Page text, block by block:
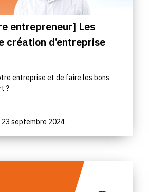
entrepreneur] Les
création d’entreprise
entreprise et de faire les bons
?
23 septembre 2024